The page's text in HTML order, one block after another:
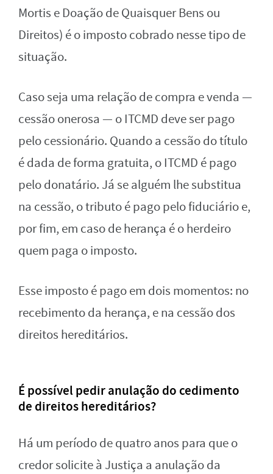
Mortis e Doação de Quaisquer Bens ou
Direitos) é o imposto cobrado nesse tipo de
situação.
Caso seja uma relação de compra e venda —
cessão onerosa — o ITCMD deve ser pago
pelo cessionário. Quando a cessão do título
é dada de forma gratuita, o ITCMD é pago
pelo donatário. Já se alguém lhe substitua
na cessão, o tributo é pago pelo fiduciário e,
por fim, em caso de herança é o herdeiro
quem paga o imposto.
Esse imposto é pago em dois momentos: no
recebimento da herança, e na cessão dos
direitos hereditários.
É possível pedir anulação do cedimento
de direitos hereditários?
Há um período de quatro anos para que o
credor solicite à Justiça a anulação da